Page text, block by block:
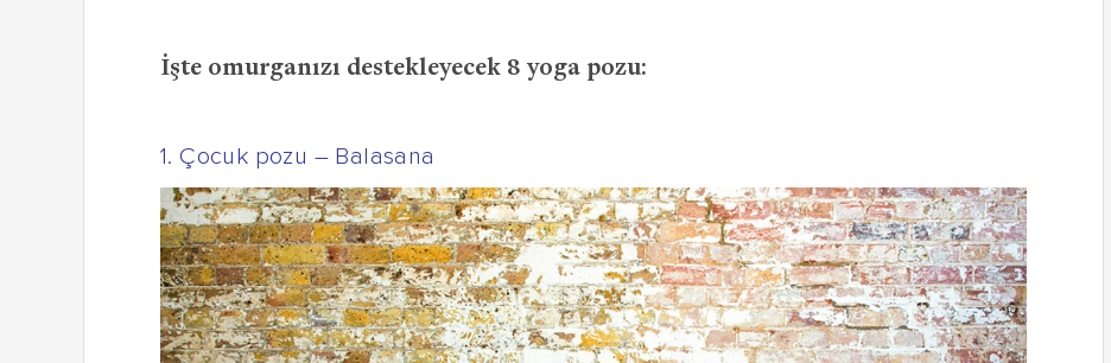
İşte omurganızı destekleyecek 8 yoga pozu:
1. Çocuk pozu – Balasana